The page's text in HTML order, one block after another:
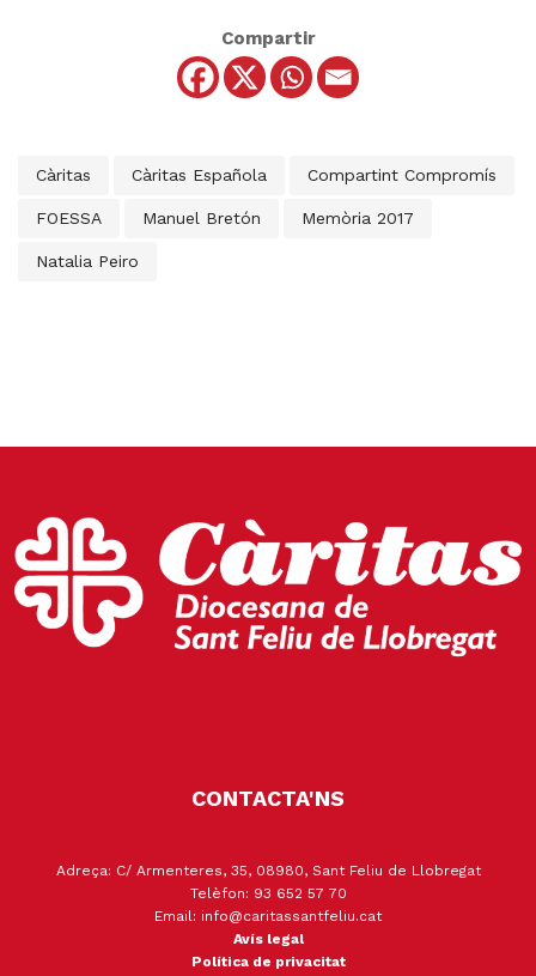
Compartir
Càritas Càritas Española Compartint Compromís
FOESSA Manuel Bretón Memòria 2017
Natalia Peiro
CONTACTA'NS
Adreça: C/ Armenteres, 35, 08980, Sant Feliu de Llobregat
Telèfon: 93 652 57 70
Email: info@caritassantfeliu.cat
Avís legal
Política de privacitat